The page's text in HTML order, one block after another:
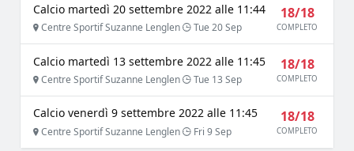
Calcio martedì 20 settembre 2022 alle 11:44
Centre Sportif Suzanne Lenglen Tue 20 Sep
18/18
COMPLETO
Calcio martedì 13 settembre 2022 alle 11:45
Centre Sportif Suzanne Lenglen Tue 13 Sep
18/18
COMPLETO
Calcio venerdì 9 settembre 2022 alle 11:45
Centre Sportif Suzanne Lenglen Fri 9 Sep
18/18
COMPLETO